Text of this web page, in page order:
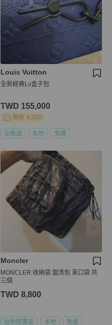
Louis Vuitton
全新經典Lv盒子包
TWD 155,000
現折 4,500
全新品 本地 免運
Moncler
MONCLER 收納袋 盥洗包 束口袋 共
三個
TWD 8,800
近新閒置品 本地 免運